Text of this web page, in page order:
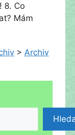
8. Co
Mám
> Archiv